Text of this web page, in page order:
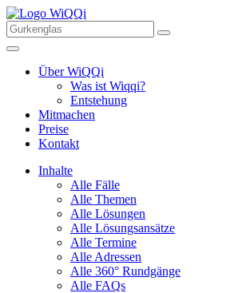
Über WiQQi
Was ist Wiqqi?
Entstehung
Mitmachen
Preise
Kontakt
Inhalte
Alle Fälle
Alle Themen
Alle Lösungen
Alle Lösungsansätze
Alle Termine
Alle Adressen
Alle 360° Rundgänge
Alle FAQs